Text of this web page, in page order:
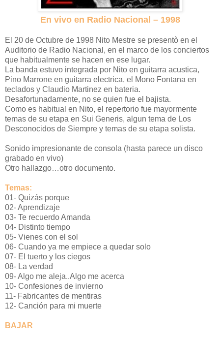
En vivo en Radio Nacional – 1998
El 20 de Octubre de 1998 Nito Mestre se presentò en el
Auditorio de Radio Nacional, en el marco de los conciertos
que habitualmente se hacen en ese lugar.
La banda estuvo integrada por Nito en guitarra acustica,
Pino Marrone en guitarra electrica, el Mono Fontana en
teclados y Claudio Martinez en bateria.
Desafortunadamente, no se quien fue el bajista.
Como es habitual en Nito, el repertorio fue mayormente
temas de su etapa en Sui Generis, algun tema de Los
Desconocidos de Siempre y temas de su etapa solista.
Sonido impresionante de consola (hasta parece un disco
grabado en vivo)
Otro hallazgo…otro documento.
Temas:
01- Quizás porque
02- Aprendizaje
03- Te recuerdo Amanda
04- Distinto tiempo
05- Vienes con el sol
06- Cuando ya me empiece a quedar solo
07- El tuerto y los ciegos
08- La verdad
09- Algo me aleja..Algo me acerca
10- Confesiones de invierno
11- Fabricantes de mentiras
12- Canción para mi muerte
BAJAR